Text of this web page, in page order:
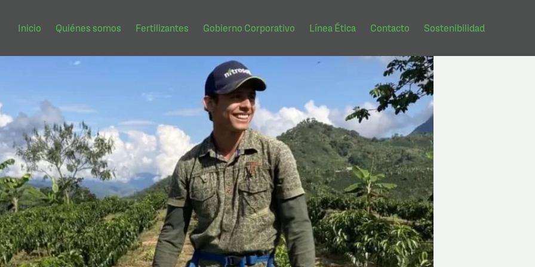
Inicio Quiénes somos Fertilizantes Gobierno Corporativo Línea Ética Contacto Sostenibilidad